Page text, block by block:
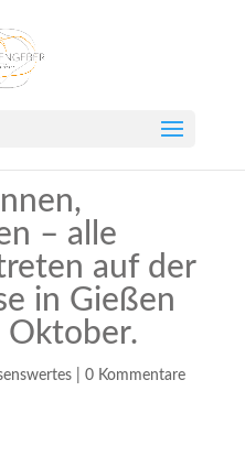
– alle
auf der
in Gießen
Oktober.
| 0 Kommentare